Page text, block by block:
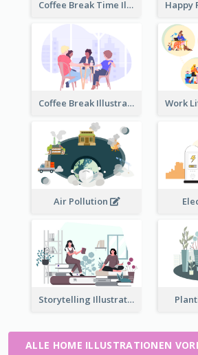
Coffee Break Time Illustration
Coffee Break Illustration
Air Pollution
Storytelling Illustration
ALLE HOME ILLUSTRATIONEN